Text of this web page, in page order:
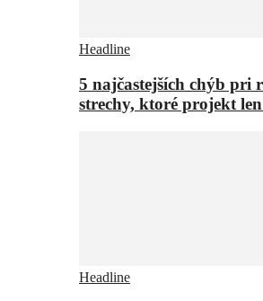
Headline
5 najčastejších chýb pri
strechy, ktoré projekt
Headline